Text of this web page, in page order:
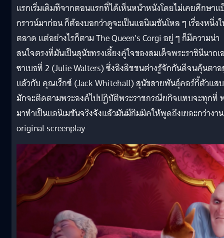
แรกเริ่มเดิมทีจากตอนแรกที่ได้เห็นหน้าหนังโดยไม่เคยศึกษา
กราวน์มาก่อน ก็ต้องบอกว่าดูจะเป็นแอนิเมชันโหล ๆ เรื่องหนึ่ง
ตลาด แต่อย่างไรก็ตาม The Queen’s Corgi อยู่ ๆ ก็มีความน่า
สนใจตรงที่มันเป็นสุนัขทรงเลี้ยงคู่ใจของสมเด็จพระราชินีนาถเ
ซาเบธที่ 2 (Julie Walters) ซึ่งอิงลิชชนต่างรู้จักกันดีจนคุ้นตา
แล้วกับ คุณเร็กซ์ (Jack Whitehall) สุนัขสายพันธ์ุคอร์กี้ตัวแส
มักจะติดตามพระองค์ไปปฏิบัติพระราชกรณียกิจแทบจะทุกที่
มาทำเป็นแอนิเมชันจริงจังแล้วมันมีกิมมิคให้พูดถึงเยอะกว่างาน
original screenplay